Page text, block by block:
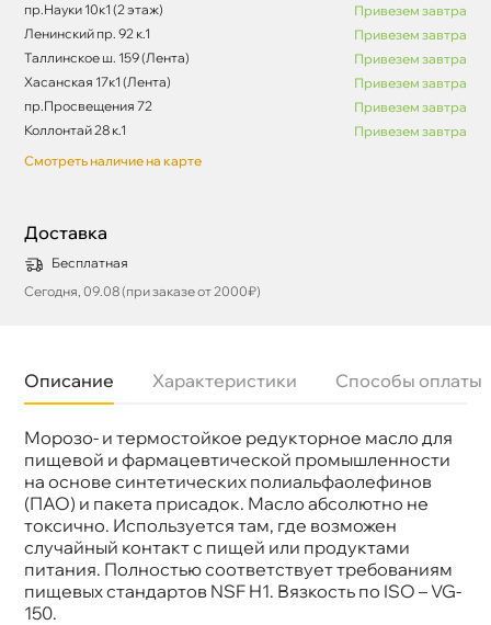
пр.Науки 10к1 (2 этаж)
Привезем завтра
Ленинский пр. 92 к.1
Привезем завтра
Таллинское ш. 159 (Лента)
Привезем завтра
Хасанская 17к1 (Лента)
Привезем завтра
пр.Просвещения 72
Привезем завтра
Коллонтай 28 к.1
Привезем завтра
Смотреть наличие на карте
Доставка
Бесплатная
Сегодня, 09.08 (при заказе от 2000₽)
Описание Характеристики Способы оплаты
Морозо- и термостойкое редукторное масло для
пищевой и фармацевтической промышленности
на основе синтетических полиальфаолефино
(ПАО) и пакета присадок. Масло абсолютно не
токсично. Используется там, где возможен
случайный контакт с пищей или продуктами
питания. Полностью соответствует требованиям
пищевых стандартов NSF H1. Вязкость по ISO – VG-
150.
Бренд
EFELE
Объем
Артикул
0092782